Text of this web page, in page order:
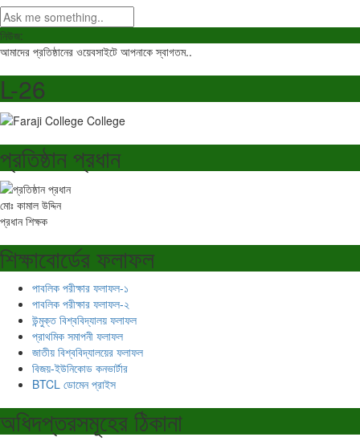
নিউজ:
আমাদের প্রতিষ্ঠানের ওয়েবসাইটে আপনাকে স্বাগতম..
L-26
প্রতিষ্ঠান প্রধান
মোঃ কামাল উদ্দিন
প্রধান শিক্ষক
শিক্ষাবোর্ডের ফলাফল
পাবলিক পরীক্ষার ফলাফল-১
পাবলিক পরীক্ষার ফলাফল-২
উন্মুক্ত বিশ্ববিদ্যালয় ফলাফল
প্রাথমিক সমাপনী ফলাফল
জাতীয় বিশ্ববিদ্যালয়ের ফলাফল
বিজয়-ইউনিকোড কনভার্টার
BTCL ডোমেন প্রাইস
অধিদপ্তরসমূহের ঠিকানা